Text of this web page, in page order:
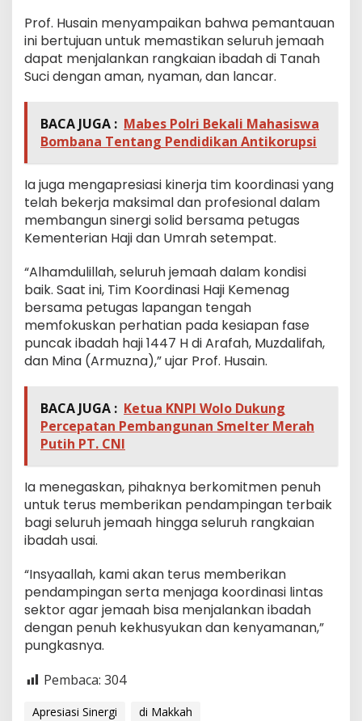
Prof. Husain menyampaikan bahwa pemantauan
ini bertujuan untuk memastikan seluruh jemaah
dapat menjalankan rangkaian ibadah di Tanah
Suci dengan aman, nyaman, dan lancar.
BACA JUGA : Mabes Polri Bekali Mahasiswa
Bombana Tentang Pendidikan Antikorupsi
Ia juga mengapresiasi kinerja tim koordinasi yang
telah bekerja maksimal dan profesional dalam
membangun sinergi solid bersama petugas
Kementerian Haji dan Umrah setempat.
“Alhamdulillah, seluruh jemaah dalam kondisi
baik. Saat ini, Tim Koordinasi Haji Kemenag
bersama petugas lapangan tengah
memfokuskan perhatian pada kesiapan fase
puncak ibadah haji 1447 H di Arafah, Muzdalifah,
dan Mina (Armuzna),” ujar Prof. Husain.
BACA JUGA : Ketua KNPI Wolo Dukung
Percepatan Pembangunan Smelter Merah
Putih PT. CNI
Ia menegaskan, pihaknya berkomitmen penuh
untuk terus memberikan pendampingan terbaik
bagi seluruh jemaah hingga seluruh rangkaian
ibadah usai.
“Insyaallah, kami akan terus memberikan
pendampingan serta menjaga koordinasi lintas
sektor agar jemaah bisa menjalankan ibadah
dengan penuh kekhusyukan dan kenyamanan,”
pungkasnya.
Pembaca: 304
Apresiasi Sinergi
di Makkah